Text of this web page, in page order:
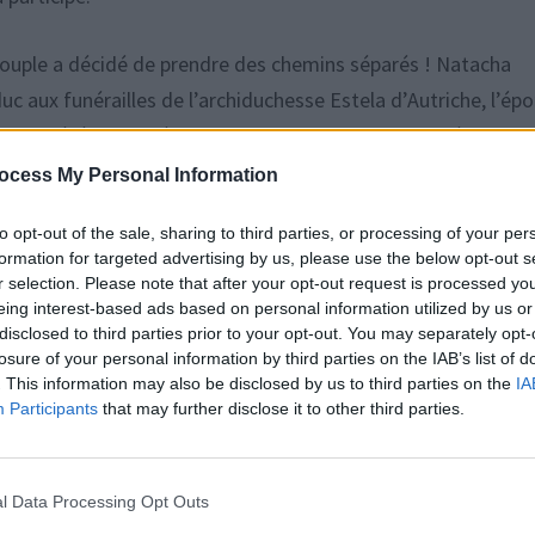
My Personal Information
opt-out of the sale, sharing to third parties, or processing of your
for targeted advertising by us, please use the below opt-out
selection. Please note that after your opt-out request is processed
interest-based ads based on personal information utilized by us
to third parties prior to your opt-out. You may separately
of your personal information by third parties on the IAB’s list of
This information may also be disclosed by us to third parties on the
Participants that may further disclose it to other third parties.
Data Processing Opt Outs
a décidé de prendre des chemins séparés ! Natacha
aux funérailles de l’archiduchesse Estela d’Autriche,
été organisée en son honneur et avait suscité une
selon nos confrères espagnols que leur divorce se
à l’évêque diocésain. Affaire à suivre…
Pachkevitch séparés :
d’Autriche et à sa fiancée Natacha Roumiantzoff-
afin d’assister au mariage de l’archiduc et de sa
dans le but de célébrer leur amour.